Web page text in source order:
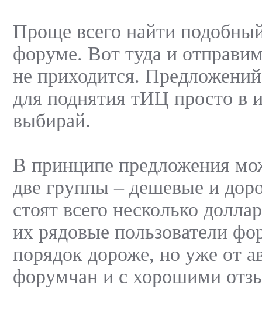
Проще всего найти
форуме. Вот туда и
не приходится.
для поднятия тИЦ просто в
выбирай.
В принципе предложения
две группы – дешевые и
стоят всего несколько
их рядовые пользователи
порядок дороже, но уже от
форумчан и с хорошими